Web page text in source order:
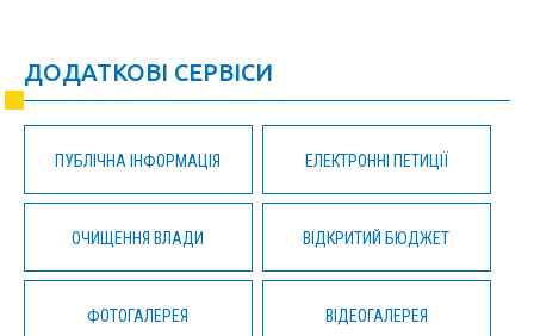
ДОДАТКОВІ СЕРВІСИ
ПУБЛІЧНА ІНФОРМАЦІЯ ЕЛЕКТРОННІ ПЕТИЦІЇ
ОЧИЩЕННЯ ВЛАДИ ВІДКРИТИЙ БЮДЖЕТ
ФОТОГАЛЕРЕЯ ВІДЕОГАЛЕРЕЯ